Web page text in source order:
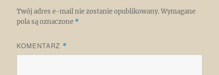
Twój adres e-mail nie zostanie opublikowany. Wymagane
pola są oznaczone *
KOMENTARZ *